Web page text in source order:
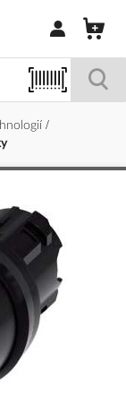
Přihlásit/